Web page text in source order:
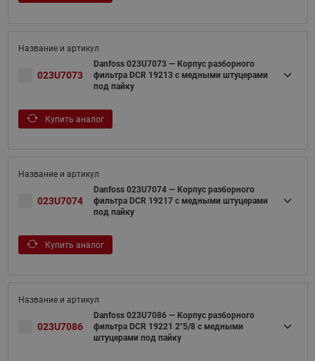
023U7073
Danfoss 023U7073 — Корпус разборного
фильтра DCR 19213 с медными штуцерами
под пайку
Купить аналог
023U7074
Danfoss 023U7074 — Корпус разборного
фильтра DCR 19217 с медными штуцерами
под пайку
Купить аналог
023U7086
Danfoss 023U7086 — Корпус разборного
фильтра DCR 19221 2"5/8 с медными
штуцерами под пайку